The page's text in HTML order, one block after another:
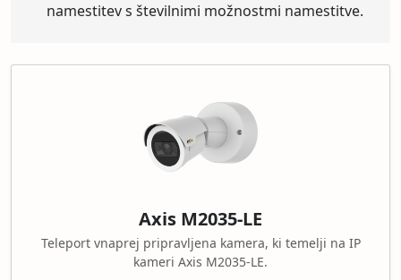
namestitev s številnimi možnostmi namestitve.
Axis M2035-LE
Teleport vnaprej pripravljena kamera, ki temelji na IP
kameri Axis M2035-LE.